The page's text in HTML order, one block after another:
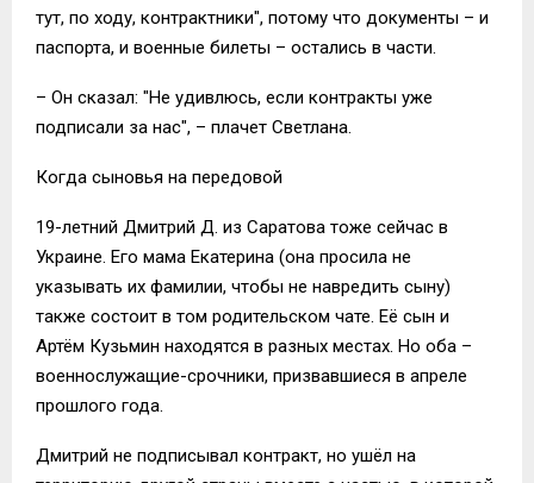
тут, по ходу, контрактники", потому что документы – и
паспорта, и военные билеты – остались в части.
– Он сказал: "Не удивлюсь, если контракты уже
подписали за нас", – плачет Светлана.
Когда сыновья на передовой
19-летний Дмитрий Д. из Саратова тоже сейчас в
Украине. Его мама Екатерина (она просила не
указывать их фамилии, чтобы не навредить сыну)
также состоит в том родительском чате. Её сын и
Артём Кузьмин находятся в разных местах. Но оба –
военнослужащие-срочники, призвавшиеся в апреле
прошлого года.
Дмитрий не подписывал контракт, но ушёл на